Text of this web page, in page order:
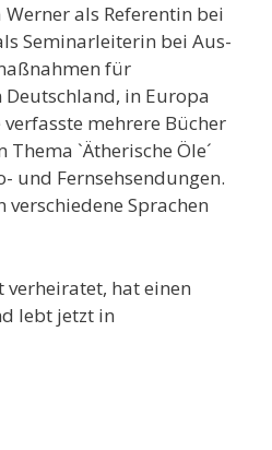
als Referentin bei
Seminarleiterin bei Aus-
für
in Europa
mehrere Bücher
`Ätherische Öle´
und Fernsehsendungen.
Sprachen
hat einen
lebt jetzt in